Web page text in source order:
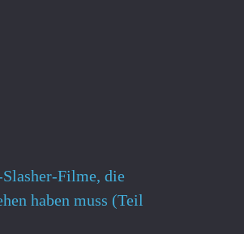
Slasher-Filme, die
haben muss (Teil